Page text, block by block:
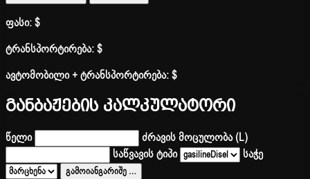
ფასი:$
ტრანსპორტირება:$
ავტომობილი + ტრანსპორტირება:$
განბაჟების კალკულატორი
წელი
ძრავის მოცულობა (L)
საწვავის ტიპი
საჭე
გამოიანგარიშე …